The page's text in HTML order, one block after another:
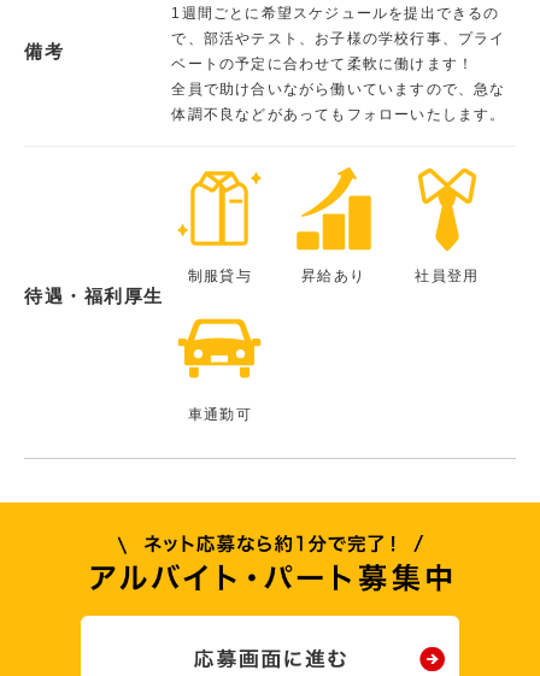
備考
1週間ごとに希望スケジュールを提出できるの
で、部活やテスト、お子様の学校行事、プライ
ベートの予定に合わせて柔軟に働けます！
全員で助け合いながら働いていますので、急な
体調不良などがあってもフォローいたします。
待遇・福利厚生
制服貸与 昇給あり 社員登用
車通勤可